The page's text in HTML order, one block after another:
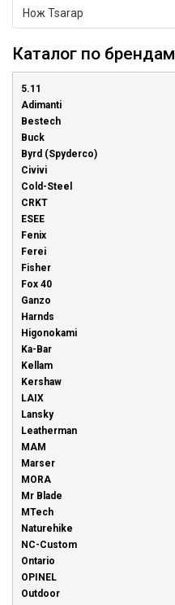
Нож Tsarap
Каталог по брендам
5.11
Adimanti
Bestech
Buck
Byrd (Spyderco)
Civivi
Cold-Steel
CRKT
ESEE
Fenix
Ferei
Fisher
Fox 40
Ganzo
Harnds
Higonokami
Ka-Bar
Kellam
Kershaw
LAIX
Lansky
Leatherman
MAM
Marser
MORA
Mr Blade
MTech
Naturehike
NC-Custom
Ontario
OPINEL
Outdoor